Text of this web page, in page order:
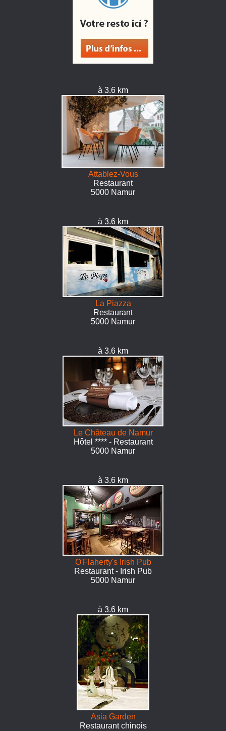
à 3.6 km
Attablez-Vous
Restaurant
5000 Namur
à 3.6 km
La Piazza
Restaurant
5000 Namur
à 3.6 km
Le Château de Namur
Hôtel **** - Restaurant
5000 Namur
à 3.6 km
O'Flaherty's Irish Pub
Restaurant - Irish Pub
5000 Namur
à 3.6 km
Asia Garden
Restaurant chinois